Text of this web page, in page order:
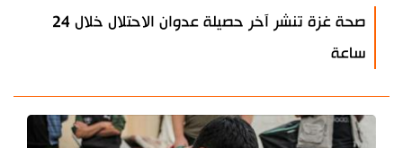
صحة غزة تنشر آخر حصيلة عدوان الاحتلال خلال 24
ساعة